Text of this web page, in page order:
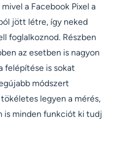
a Facebook Pixel a
jött létre, így neked
foglalkoznod. Részben
az esetben is nagyon
felépítése is sokat
módszert
legyen a mérés,
is minden funkciót ki tudj